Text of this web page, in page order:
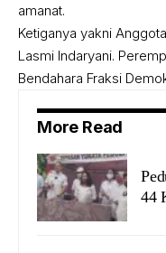
amanat.
Ketiganya yakni
Lasmi Indaryani.
Bendahara Fraksi
More Read
44